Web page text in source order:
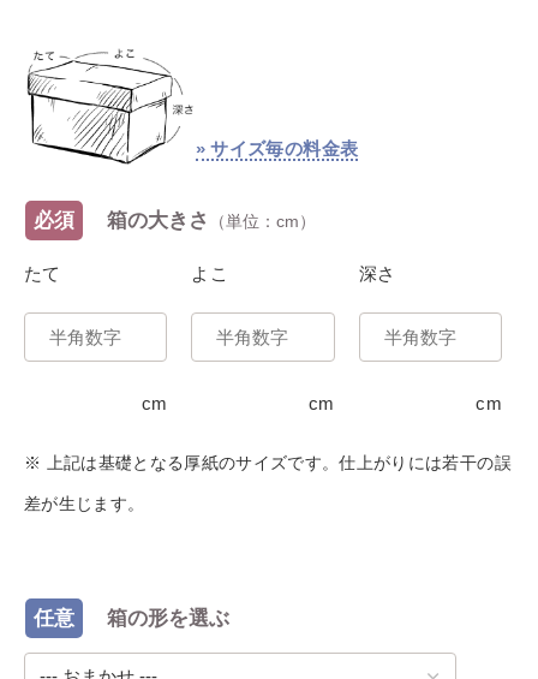
» サイズ毎の料金表
必須 箱の大きさ （単位：cm）
たて
cm
よこ
cm
深さ
cm
※ 上記は基礎となる厚紙のサイズです。仕上がりには若干の誤
差が生じます。
任意 箱の形を選ぶ